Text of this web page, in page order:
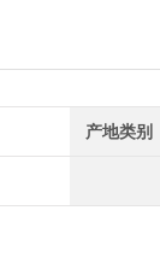
产地类别